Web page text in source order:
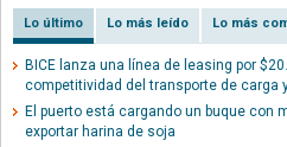
Lo último Lo más leído Lo más
BICE lanza una línea de leasing por
competitividad del transporte de carga
El puerto está cargando un buque con
exportar harina de soja